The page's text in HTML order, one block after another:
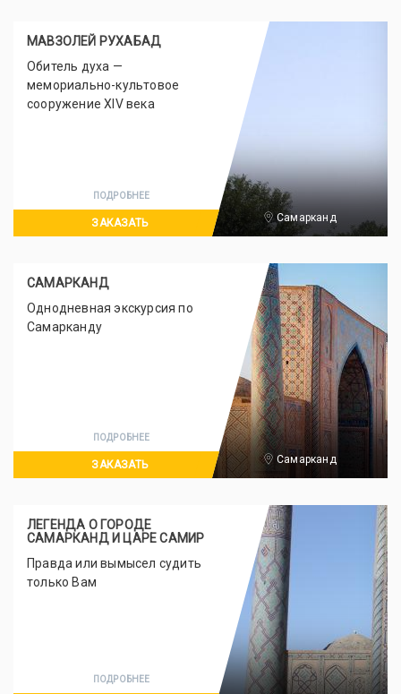
Самарканд
МАВЗОЛЕЙ РУХАБАД
Обитель духа —
мемориально-культовое
сооружение XIV века
ПОДРОБНЕЕ
ЗАКАЗАТЬ
Самарканд
САМАРКАНД
Однодневная экскурсия по
Самарканду
ПОДРОБНЕЕ
ЗАКАЗАТЬ
ЛЕГЕНДА О ГОРОДЕ
САМАРКАНД И ЦАРЕ САМИР
Правда или вымысел судить
только Вам
ПОДРОБНЕЕ